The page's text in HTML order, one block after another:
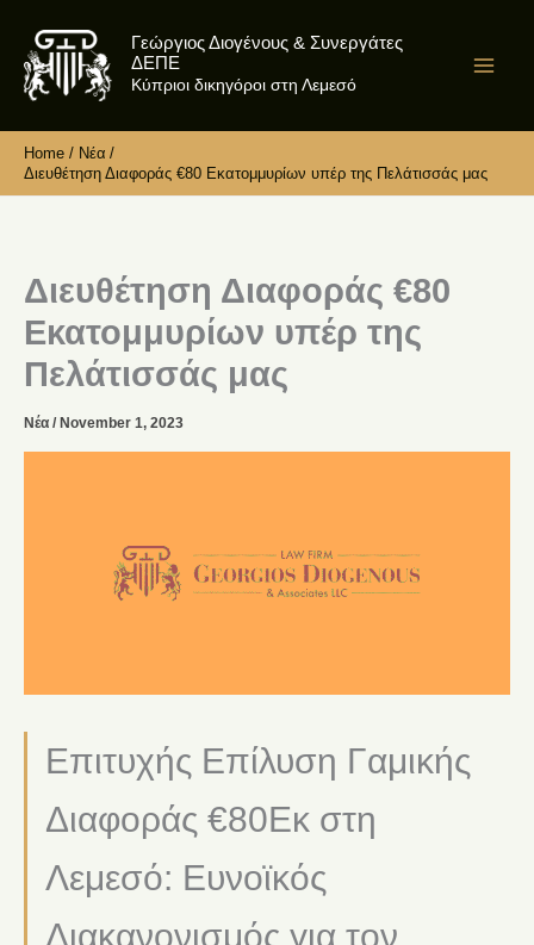
content
Γεώργιος Διογένους & Συνεργάτες
ΔΕΠΕ
Κύπριοι δικηγόροι στη Λεμεσό
Home
Νέα
Διευθέτηση Διαφοράς €80 Εκατομμυρίων υπέρ της Πελάτισσάς μας
Διευθέτηση Διαφοράς €80
Εκατομμυρίων υπέρ της
Πελάτισσάς μας
Νέα / November 1, 2023
Επιτυχής Επίλυση Γαμικής
Διαφοράς €80Εκ στη
Λεμεσό: Ευνοϊκός
Διακανονισμός για τον